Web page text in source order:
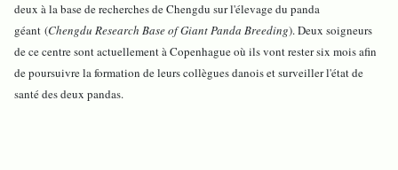
deux à la base de recherches de Chengdu sur l'élevage du panda
géant (Chengdu Research Base of Giant Panda Breeding). Deux soigneurs
de ce centre sont actuellement à Copenhague où ils vont rester six mois afin
de poursuivre la formation de leurs collègues danois et surveiller l'état de
santé des deux pandas.